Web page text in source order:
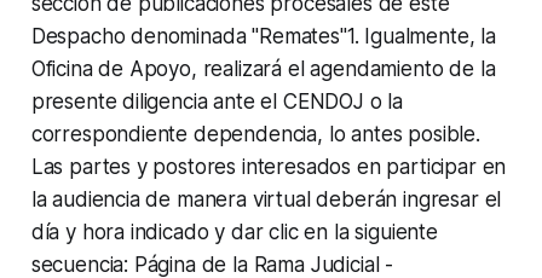
Despacho denominada "Remates"1. Igualmente, la
Oficina de Apoyo, realizará el agendamiento de la
presente diligencia ante el CENDOJ o la
correspondiente dependencia, lo antes posible.
Las partes y postores interesados en participar en
la audiencia de manera virtual deberán ingresar el
día y hora indicado y dar clic en la siguiente
secuencia: Página de la Rama Judicial -